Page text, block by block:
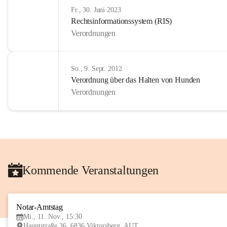
Fr., 30. Juni 2023
Rechtsinformationssystem (RIS)
Verordnungen
So., 9. Sept. 2012
Verordnung über das Halten von Hunden
Verordnungen
Kommende Veranstaltungen
Notar-Amtstag
Mi., 11. Nov., 15:30